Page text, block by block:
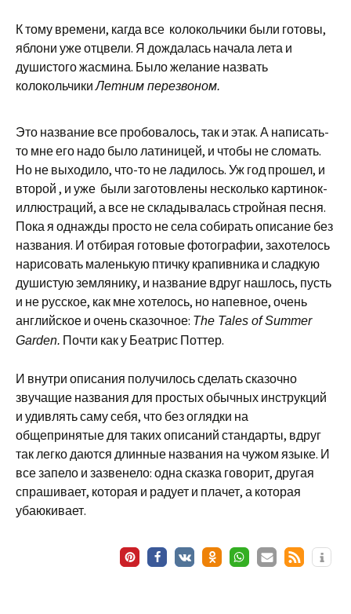
К тому времени, кагда все колокольчики были готовы,
яблони уже отцвели. Я дождалась начала лета и
душистого жасмина. Было желание назвать
колокольчикиЛетним перезвоном.
Это название все пробовалось, так и этак. А написать-
то мне его надо было латиницей, и чтобы не сломать.
Но не выходило, что-то не ладилось. Уж год прошел, и
второй , и уже были заготовлены несколько картинок-
иллюстраций, а все не складывалась стройная песня.
Пока я однажды просто не села собирать описание без
названия. И отбирая готовые фотографии, захотелось
нарисовать маленькую птичку крапивника и сладкую
душистую землянику, и название вдруг нашлось, пусть
и не русское, как мне хотелось, но напевное, очень
английское и очень сказочное: The Tales of Summer
Garden. Почти как у Беатрис Поттер.
И внутри описания получилось сделать сказочно
звучащие названия для простых обычных инструкций
и удивлять саму себя, что без оглядки на
общепринятые для таких описаний стандарты, вдруг
так легко даются длинные названия на чужом языке. И
все запело и зазвенело: одна сказка говорит, другая
спрашивает, которая и радует и плачет, а которая
убаюкивает.